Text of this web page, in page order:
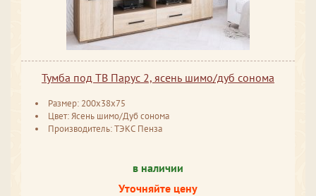
Тумба под ТВ Парус 2, ясень шимо/дуб сонома
Размер: 200x38x75
Цвет: Ясень шимо/Дуб сонома
Производитель: ТЭКС Пенза
в наличии
Уточняйте цену